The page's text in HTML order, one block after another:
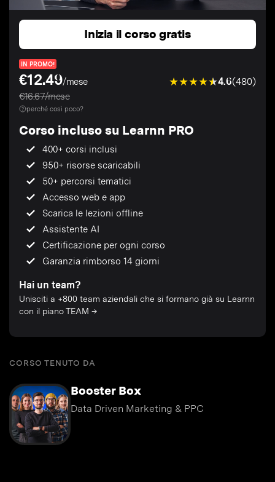
Inizia il corso gratis
IN PROMO!
€12.49/mese
€16.67/mese
4.6(480)
perché così poco?
Corso incluso su Learnn PRO
400+ corsi inclusi
950+ risorse scaricabili
50+ percorsi tematici
Accesso web e app
Scarica le lezioni offline
Assistente AI
Certificazione per ogni corso
Garanzia rimborso 14 giorni
Hai un team?
Unisciti a +800 team aziendali che si formano già su Learnn
con il piano TEAM →
CORSO TENUTO DA
Booster Box
Data Driven Marketing & PPC